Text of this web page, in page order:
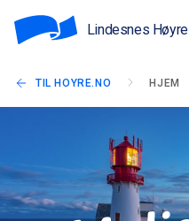
Lindesnes Høyre
TIL HOYRE.NO HJEM